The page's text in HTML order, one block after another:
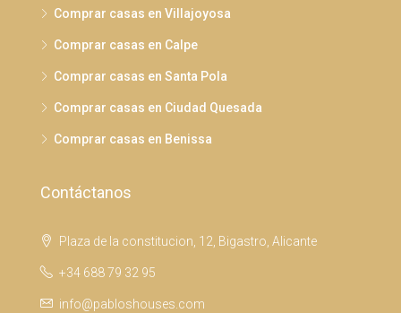
Comprar casas en Villajoyosa
Comprar casas en Calpe
Comprar casas en Santa Pola
Comprar casas en Ciudad Quesada
Comprar casas en Benissa
Contáctanos
Plaza de la constitucion, 12, Bigastro, Alicante
+34 688 79 32 95
info@pabloshouses.com